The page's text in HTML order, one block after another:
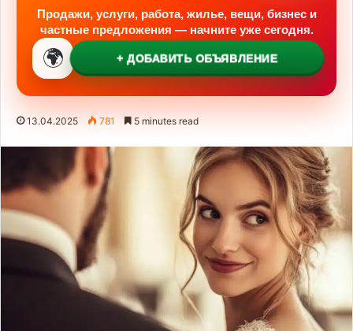
Продажи, услуги, работа, жилье, вещи, бизнес и
частные предложения — начните уже сегодня.
🌍 + ДОБАВИТЬ ОБЪЯВЛЕНИЕ
13.04.2025 781 5 minutes read